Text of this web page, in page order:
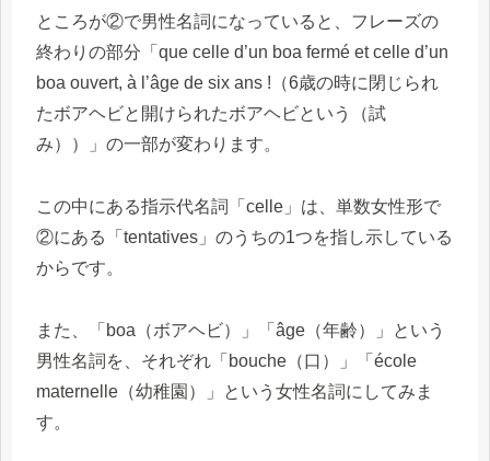
ところが②で男性名詞になっていると、フレーズの
終わりの部分「que celle d’un boa fermé et celle d’un
boa ouvert, à l’âge de six ans !（6歳の時に閉じられ
たボアヘビと開けられたボアヘビという（試
み））」の一部が変わります。
この中にある指示代名詞「celle」は、単数女性形で
②にある「tentatives」のうちの1つを指し示している
からです。
また、「boa（ボアヘビ）」「âge（年齢）」という
男性名詞を、それぞれ「bouche（口）」「école
maternelle（幼稚園）」という女性名詞にしてみま
す。